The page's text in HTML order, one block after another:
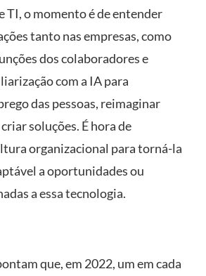
TI, o momento é de entender
tanto nas empresas, como
dos colaboradores e
com a IA para
das pessoas, reimaginar
soluções. É hora de
organizacional para torná-la
a oportunidades ou
a essa tecnologia.
que, em 2022, um em cada